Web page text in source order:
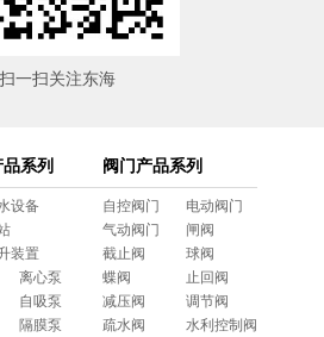
扫一扫关注东海
系列
设备
装置
离心泵
自吸泵
隔膜泵
阀门产品系列
自控阀门
电动阀门
气动阀门
闸阀
截止阀
球阀
蝶阀
止回阀
减压阀
调节阀
疏水阀
水利控制阀